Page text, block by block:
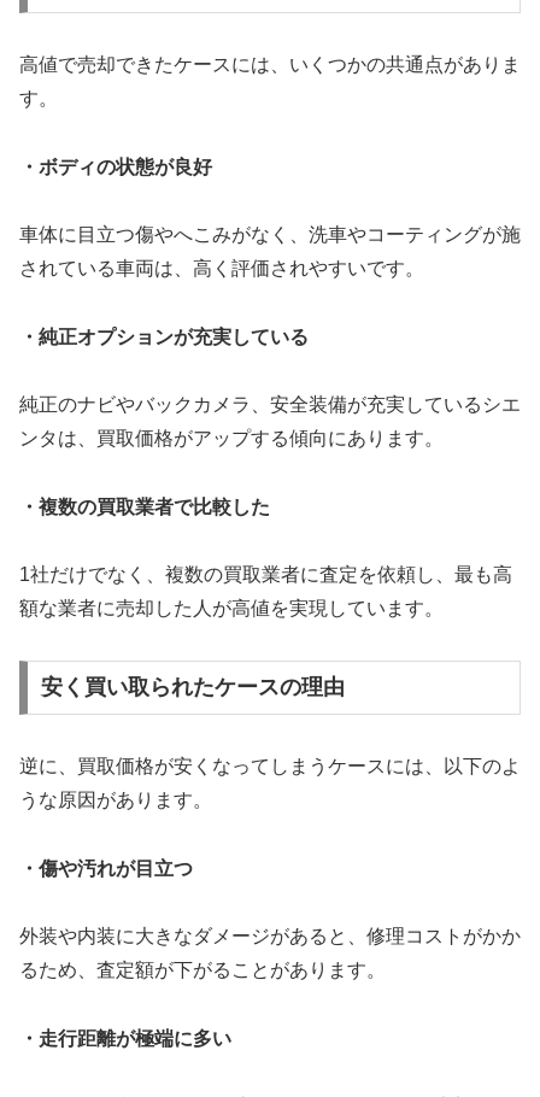
高値で売却できたケースには、いくつかの共通点がありま
す。
・ボディの状態が良好
車体に目立つ傷やへこみがなく、洗車やコーティングが施
されている車両は、高く評価されやすいです。
・純正オプションが充実している
純正のナビやバックカメラ、安全装備が充実しているシエ
ンタは、買取価格がアップする傾向にあります。
・複数の買取業者で比較した
1社だけでなく、複数の買取業者に査定を依頼し、最も高
額な業者に売却した人が高値を実現しています。
安く買い取られたケースの理由
逆に、買取価格が安くなってしまうケースには、以下のよ
うな原因があります。
・傷や汚れが目立つ
外装や内装に大きなダメージがあると、修理コストがかか
るため、査定額が下がることがあります。
・走行距離が極端に多い